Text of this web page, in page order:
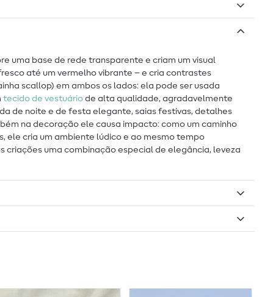
uma base de rede transparente e criam um visual
até um vermelho vibrante – e cria contrastes
scallop) em ambos os lados: ela pode ser usada
tecido de vestuário de alta qualidade, agradavelmente
de noite e de festa elegante, saias festivas, detalhes
na decoração ele causa impacto: como um caminho
ele cria um ambiente lúdico e ao mesmo tempo
uma combinação especial de elegância, leveza